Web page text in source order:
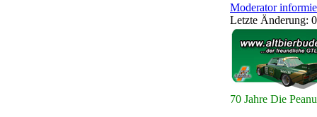
Moderator
Letzte Änderung:
70 Jahre Die